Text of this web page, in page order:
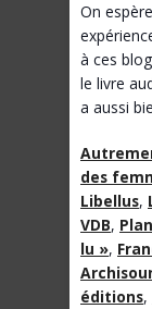
On
à ces
le livre
a aussi
des
Libellus,
VDB,
lu »,
éditions,